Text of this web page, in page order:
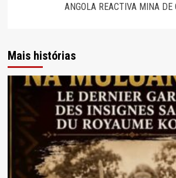
ANGOLA REACTIVA MINA DE
Mais histórias